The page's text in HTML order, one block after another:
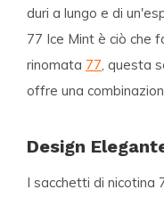
duri a lungo e di
77 Ice Mint è ciò che
rinomata 77 , questa
offre una
Design
I sacchetti di nicotina